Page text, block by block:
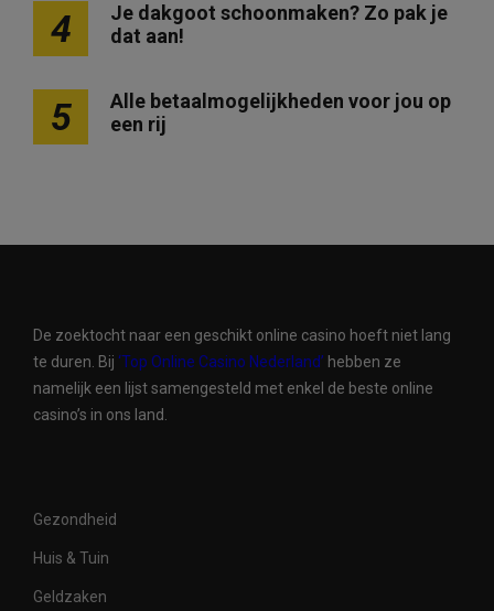
4
Je dakgoot schoonmaken? Zo pak je
dat aan!
5
Alle betaalmogelijkheden voor jou op
een rij
De zoektocht naar een geschikt online casino hoeft niet lang
te duren. Bij ‘Top Online Casino Nederland’ hebben ze
namelijk een lijst samengesteld met enkel de beste online
casino’s in ons land.
Gezondheid
Huis & Tuin
Geldzaken